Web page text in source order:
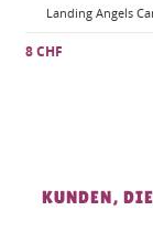
Landing Angels
8 CHF
KUNDEN,